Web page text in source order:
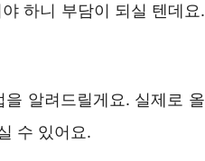
하니 부담이 되실 텐데요.
알려드릴게요. 실제로 올
수 있어요.